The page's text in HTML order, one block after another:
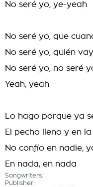
No seré yo, ye-yeah
No seré yo, que
No seré yo, quién
No seré yo, no seré
Yeah, yeah
Lo hago porque ya
El pecho lleno y en
No confío en nadie,
En nada, en nada
Songwriters:
Publisher: